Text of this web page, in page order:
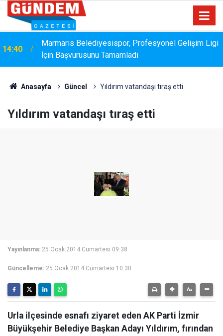
14:40
Marmaris Belediyesispor, Profesyonel Gelişim Ligi
İçin Başvurusunu Tamamladı
Anasayfa Güncel Yıldırım vatandaşı tıraş etti
Yıldırım vatandaşı tıraş etti
Yayınlanma: 25 Ocak 2014 Cumartesi 09:38
Güncelleme: 25 Ocak 2014 Cumartesi 10:30
Urla ilçesinde esnafı ziyaret eden AK Parti İzmir
Büyükşehir Belediye Başkan Adayı Yıldırım, fırından